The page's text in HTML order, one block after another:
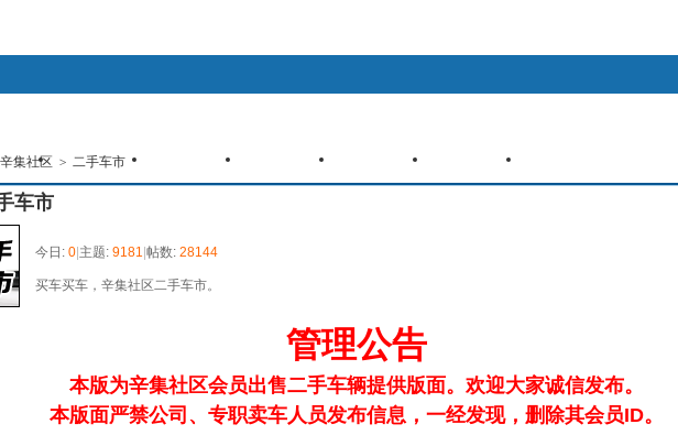
群组 辛集微博 心情签到 道具中心 购买辛币 任务中心
找回密码
辛集社区 > 二手车市
车市
今日: 0 主题: 9181 帖数: 28144
买车买车，辛集社区二手车市。
管理公告
本版为辛集社区会员出售二手车辆提供版面。欢迎大家诚信发布。
本版面严禁公司、专职卖车人员发布信息，一经发现，删除其会员ID。